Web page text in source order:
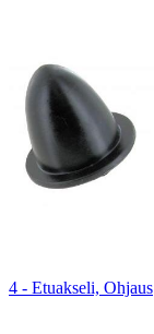
4 - Etuakseli, Ohjaus